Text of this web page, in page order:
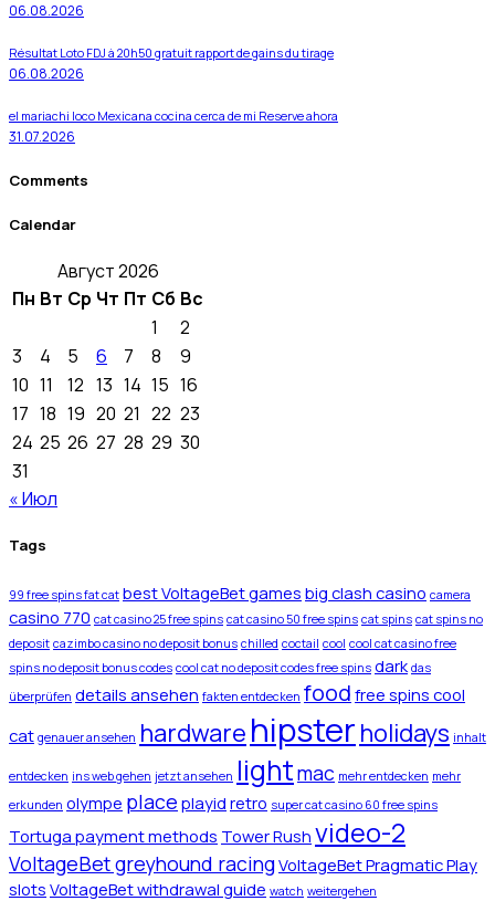
06.08.2026
Résultat Loto FDJ à 20h50 gratuit rapport de gains du tirage
06.08.2026
el mariachi loco Mexicana cocina cerca de mí Reserve ahora
31.07.2026
Comments
Calendar
Август 2026
Пн Вт Ср Чт Пт Сб Вс
1
2
3
4 5 6 7 8
9
10 11 12 13 14 15 16
17 18 19 20 21 22 23
24 25 26 27 28 29 30
31
« Июл
Tags
99 free spins fat cat best VoltageBet games big clash casino camera
casino 770 cat casino 25 free spins cat casino 50 free spins cat spins cat spins no
deposit cazimbo casino no deposit bonus chilled coctail cool cool cat casino free
spins no deposit bonus codes cool cat no deposit codes free spins dark das
überprüfen details ansehen fakten entdecken food free spins cool
cat genauer ansehen hardware hipster holidays inhalt
entdecken ins web gehen jetzt ansehen lightmac mehr entdecken mehr
erkunden olympe place playid retro super cat casino 60 free spins
Tortuga payment methods Tower Rush video-2
VoltageBet greyhound racingVoltageBet Pragmatic Play
slots VoltageBet withdrawal guide watch weitergehen